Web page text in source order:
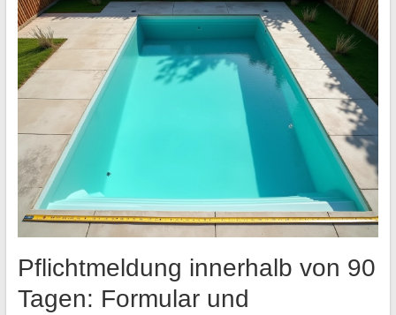
Pflichtmeldung innerhalb von 90
Tagen: Formular und